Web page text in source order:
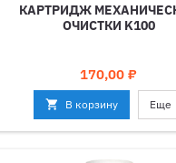
КАРТРИДЖ
ОЧИСТКИ K100
Цена
170,00 ₽
 В корзину Еще